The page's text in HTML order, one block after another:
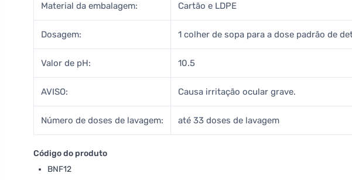
Material da embalagem: Cartão e LDPE
Dosagem: 1 colher de sopa para a dose padrão de
Valor de pH: 10.5
AVISO: Causa irritação ocular grave.
Número de doses de lavagem: até 33 doses de lavagem
Código do produto
BNF12